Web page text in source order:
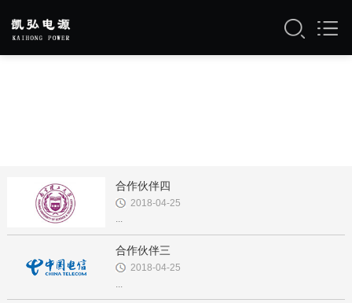
合作伙伴四
2018-04-25
...
合作伙伴三
2018-04-25